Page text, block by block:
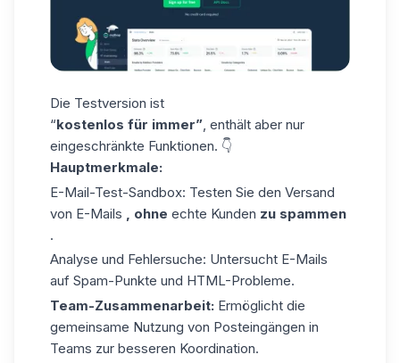
Die Testversion ist
“kostenlos für immer” , enthält aber nur
eingeschränkte Funktionen. 👇
Hauptmerkmale:
E-Mail-Test-Sandbox: Testen Sie den Versand
von E-Mails
, ohne echte Kunden zu spammen
.
Analyse und Fehlersuche: Untersucht E-Mails
auf Spam-Punkte und HTML-Probleme.
Team-Zusammenarbeit: Ermöglicht die
gemeinsame Nutzung von Posteingängen in
Teams zur besseren Koordination.